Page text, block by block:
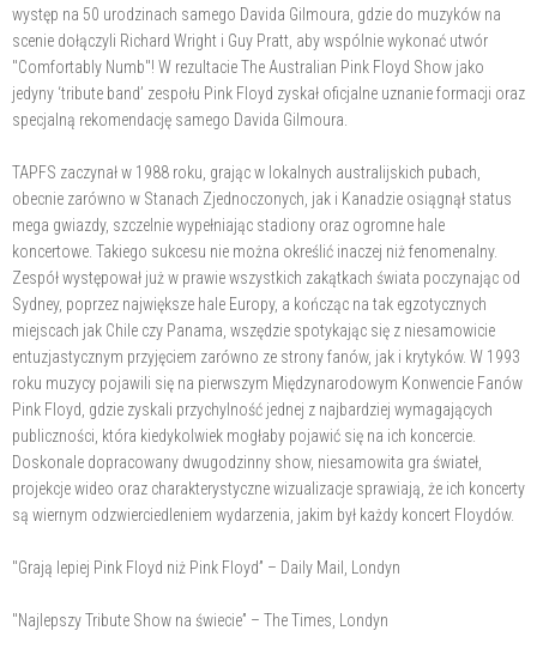
występ na 50 urodzinach samego Davida Gilmoura, gdzie do muzyków na
scenie dołączyli Richard Wright i Guy Pratt, aby wspólnie wykonać utwór
"Comfortably Numb"! W rezultacie The Australian Pink Floyd Show jako
jedyny ‘tribute band’ zespołu Pink Floyd zyskał oficjalne uznanie formacji oraz
specjalną rekomendację samego Davida Gilmoura.
TAPFS zaczynał w 1988 roku, grając w lokalnych australijskich pubach,
obecnie zarówno w Stanach Zjednoczonych, jak i Kanadzie osiągnął status
mega gwiazdy, szczelnie wypełniając stadiony oraz ogromne hale
koncertowe. Takiego sukcesu nie można określić inaczej niż fenomenalny.
Zespół występował już w prawie wszystkich zakątkach świata poczynając od
Sydney, poprzez największe hale Europy, a kończąc na tak egzotycznych
miejscach jak Chile czy Panama, wszędzie spotykając się z niesamowicie
entuzjastycznym przyjęciem zarówno ze strony fanów, jak i krytyków. W 1993
roku muzycy pojawili się na pierwszym Międzynarodowym Konwencie Fanów
Pink Floyd, gdzie zyskali przychylność jednej z najbardziej wymagających
publiczności, która kiedykolwiek mogłaby pojawić się na ich koncercie.
Doskonale dopracowany dwugodzinny show, niesamowita gra świateł,
projekcje wideo oraz charakterystyczne wizualizacje sprawiają, że ich koncerty
są wiernym odzwierciedleniem wydarzenia, jakim był każdy koncert Floydów.
"Grają lepiej Pink Floyd niż Pink Floyd” – Daily Mail, Londyn
"Najlepszy Tribute Show na świecie” – The Times, Londyn